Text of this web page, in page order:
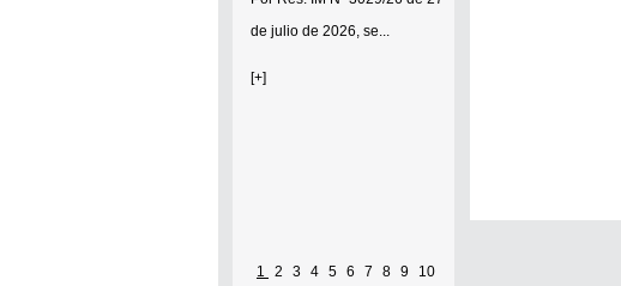
de julio de 2026, se...
[+]
1 2 3 4 5 6 7 8 9 10